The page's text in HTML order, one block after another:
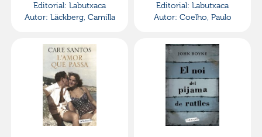
Editorial: Labutxaca
Autor: Läckberg, Camilla
Editorial: Labutxaca
Autor: Coelho, Paulo